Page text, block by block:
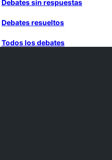
Debates sin respuestas
Debates resueltos
Todos los debates